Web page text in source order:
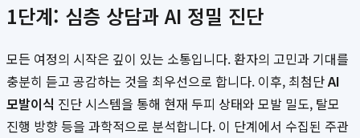
1단계: 심층 상담과 AI 정밀 진단
모든 여정의 시작은 깊이 있는 소통입니다. 환자의 고민과 기대를
충분히 듣고 공감하는 것을 최우선으로 합니다. 이후, 최첨단AI
모발이식 진단 시스템을 통해 현재 두피 상태와 모발 밀도, 탈모
진행 방향 등을 과학적으로 분석합니다. 이 단계에서 수집된 주관